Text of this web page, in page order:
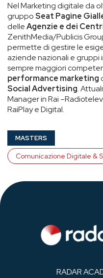
Nel Marketing digitale da
gruppoSeat Pagine
delleAgenzie e dei
ZenithMedia/Publicis
permette di gestire le
aziende nazionali e
sempre maggiori
performance marketing
Social Advertising.
Manager in Rai
RaiPlay e Digital.
MASTERS
Comunicazione Digitale &
RADAR